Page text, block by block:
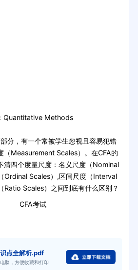
Methods
，有一个常被学生忽视且容易犯错
（Measurement Scales）。在CFA的
清四个度量尺度：名义尺度（Nominal
Ordinal Scales）,区间尺度（Interval
Ratio Scales）之间到底有什么区别？
点全解析.pdf
脑，方便收藏和打印